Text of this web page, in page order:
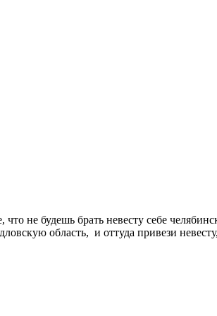
не будешь брать невесту себе
область, и оттуда привези